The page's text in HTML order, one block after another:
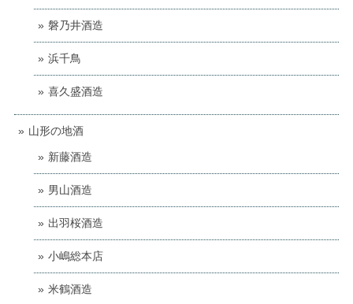
磐乃井酒造
浜千鳥
喜久盛酒造
山形の地酒
新藤酒造
男山酒造
出羽桜酒造
小嶋総本店
米鶴酒造